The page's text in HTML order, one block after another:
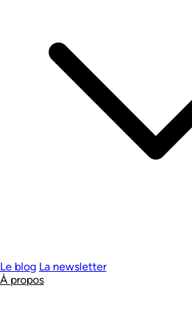
Le blog La newsletter
À propos